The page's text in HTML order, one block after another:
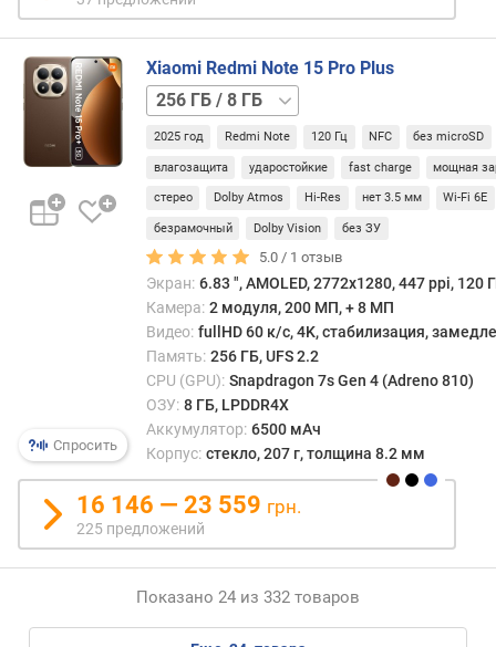
c
h
m
a
k
(
0
0
т
т
G
e
Спросить
Xiaomi Redmi Note 15 Pro Plus
256 ГБ
/
12 ГБ512 ГБ
2025 год Redmi Note 120 Гц NFC без microSD
влагозащита ударостойкие fast charge мощная
стерео Dolby Atmos Hi-Res нет 3.5 мм Wi-Fi 6E
безрамочный Dolby Vision без ЗУ
5.0 / 1 отзыв
Экран: 6.83 ", AMOLED, 2772x1280, 447 ppi, 120
Камера: 2 модуля, 200 МП, + 8 МП
Видео: fullHD 60 к/с, 4K, стабилизация,
Память: 256 ГБ, UFS 2.2
CPU (GPU): Snapdragon 7s Gen 4 (Adreno 810)
ОЗУ: 8 ГБ, LPDDR4X
Аккумулятор: 6500 мАч
Корпус: стекло, 207 г, толщина 8.2 мм
16 146 — 23 559 грн.
225 предложений
Показано 24 из 332 товаров